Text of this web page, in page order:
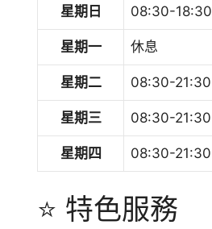
星期日 08:30-18:30
星期一 休息
星期二 08:30-21:30
星期三 08:30-21:30
星期四 08:30-21:30
⭐ 特色服務